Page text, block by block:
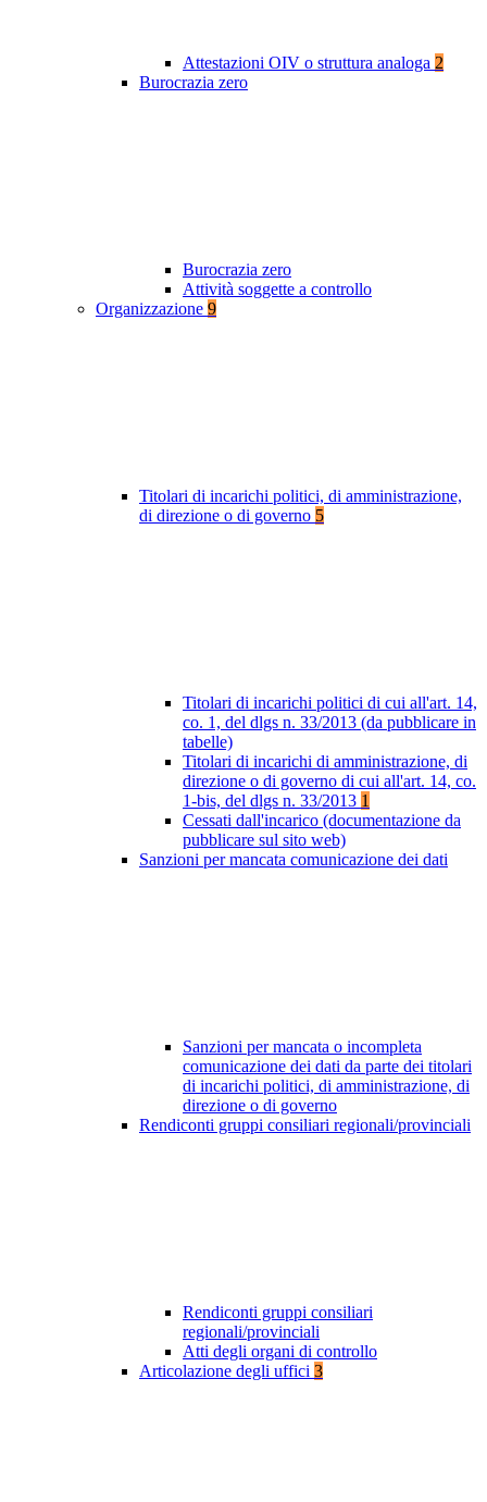
Attestazioni OIV o struttura analoga 2
Burocrazia zero
Burocrazia zero
Attività soggette a controllo
Organizzazione 9
Titolari di incarichi politici, di amministrazione,
di direzione o di governo 5
Titolari di incarichi politici di cui all'art. 14,
co. 1, del dlgs n. 33/2013 (da pubblicare in
tabelle)
Titolari di incarichi di amministrazione, di
direzione o di governo di cui all'art. 14, co.
1-bis, del dlgs n. 33/2013 1
Cessati dall'incarico (documentazione da
pubblicare sul sito web)
Sanzioni per mancata comunicazione dei dati
Sanzioni per mancata o incompleta
comunicazione dei dati da parte dei titolari
di incarichi politici, di amministrazione, di
direzione o di governo
Rendiconti gruppi consiliari regionali/provinciali
Rendiconti gruppi consiliari
regionali/provinciali
Atti degli organi di controllo
Articolazione degli uffici 3